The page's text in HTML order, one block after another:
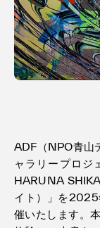
ADF（NPO青山
ャラリープロジ
HARUNA
イト）」を2025
催いたします。